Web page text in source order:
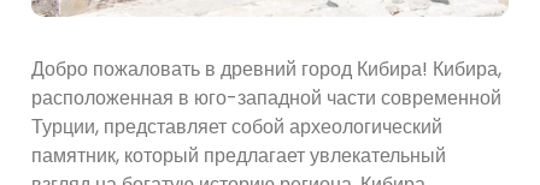
Добро пожаловать в древний город Кибира! Кибира,
расположенная в юго-западной части современной
Турции, представляет собой археологический
памятник, который предлагает увлекательный